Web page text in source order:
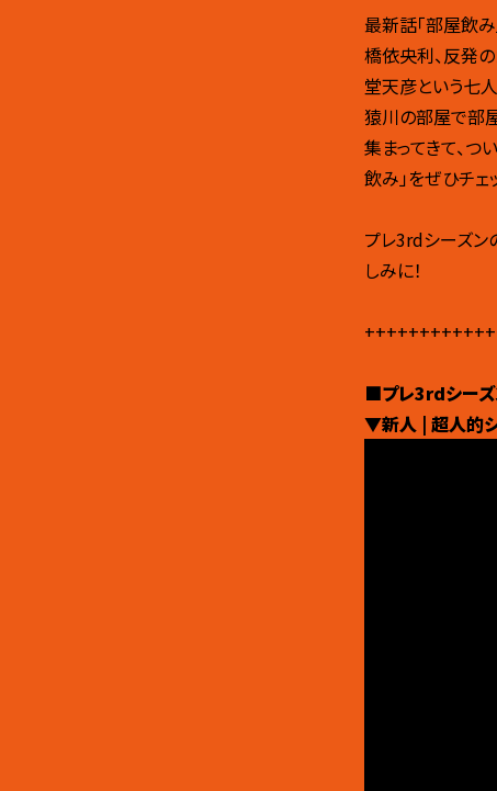
最新話「部屋飲み
橋依央利、反発の
堂天彦という七
猿川の部屋で部
集まってきて、
飲み」をぜひチェッ
プレ3rdシーズン
しみに！
■プレ3rdシーズ
▼新人 | 超人的シ